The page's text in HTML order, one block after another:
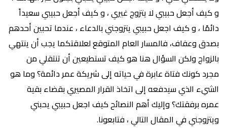
و كيف أجعل حبيبي لا يتزوج غيري ، و كيف أجعل حبيبي سعيداً
دائمًا ، و كيف اجعل حبيبي يتزوجني بالدعاء ، عندما تحبين أحدهم
بصدق وعفاف، فالمسار العام المتوقع لعلاقتكما يجب أن ينتهي
بالزواج ولكن السؤال هنا هو كيف تستطيعين أن تنتقلي من
مجرد كونك فتاة عابرة في حياته إلى شريكة عمر دائمة؟ وما هو
الشيء الذي سيدفعه إلى اتخاذ القرار المصيري بقضاء بقية
عمره برفقتك؟ وإليك أهم النصائح كيف اجعل حبيبي يحبني
ويتزوجني في المقال التالي ، فتابعونا.